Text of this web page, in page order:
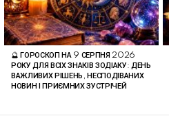
🔮 ГОРОСКОП НА 9 СЕРПНЯ 2026
РОКУ ДЛЯ ВСІХ ЗНАКІВ ЗОДІАКУ: ДЕНЬ
ВАЖЛИВИХ РІШЕНЬ, НЕСПОДІВАНИХ
НОВИН І ПРИЄМНИХ ЗУСТРІЧЕЙ